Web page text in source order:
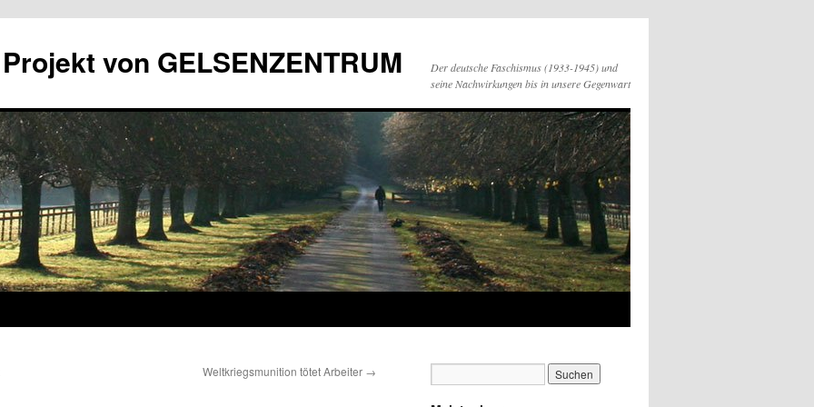
von GELSENZENTRUM
Der deutsche Faschismus (1933-1945) und
seine Nachwirkungen bis in unsere Gegenwart
Weltkriegsmunition tötet Arbeiter →